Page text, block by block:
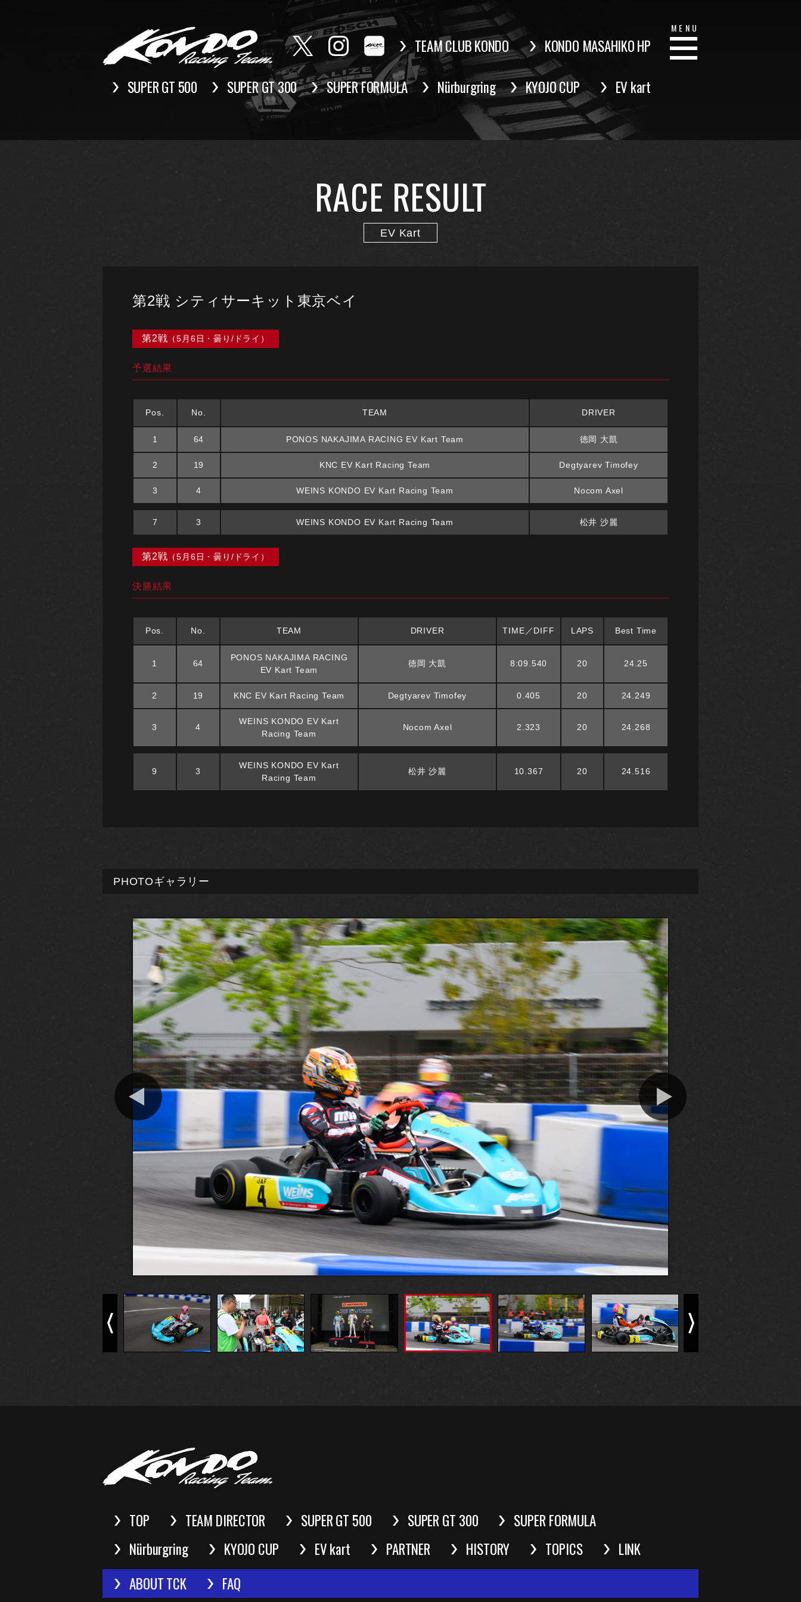
TEAM CLUB KONDO KONDO MASAHIKO HP
MENU
SUPER GT 500 SUPER GT 300 SUPER FORMULA Nürburgring KYOJO CUP EV kart
RACE RESULT
EV Kart
第2戦 シティサーキット東京ベイ
第2戦 （5月6日・曇り/ドライ）
予選結果
Pos. No. TEAM DRIVER
1 64 PONOS NAKAJIMA RACING EV Kart Team 徳岡 大凱
2 19 KNC EV Kart Racing Team Degtyarev Timofey
3 4 WEINS KONDO EV Kart Racing Team Nocom Axel
7 3 WEINS KONDO EV Kart Racing Team 松井 沙麗
第2戦 （5月6日・曇り/ドライ）
決勝結果
Pos. No. TEAM DRIVER TIME／DIFF LAPS Best Time
1 64
PONOS NAKAJIMA RACING
EV Kart Team
徳岡 大凱 8:09.540 20 24.25
2 19 KNC EV Kart Racing Team Degtyarev Timofey 0.405 20 24.249
3 4
WEINS KONDO EV Kart
Racing Team
Nocom Axel 2.323 20 24.268
9 3
WEINS KONDO EV Kart
Racing Team
松井 沙麗 10.367 20 24.516
PHOTOギャラリー
TOP TEAM DIRECTOR SUPER GT 500 SUPER GT 300
SUPER FORMULA
Nürburgring
KYOJO CUP EV kart PARTNER HISTORY TOPICS
LINK
ABOUT TCK
FAQ